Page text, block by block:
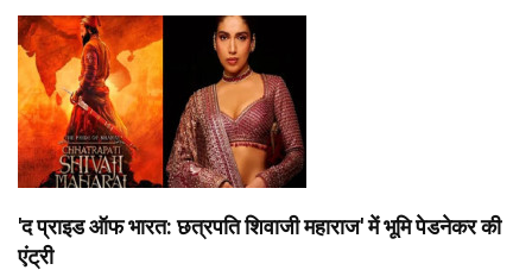
'द प्राइड ऑफ भारत: छत्रपति शिवाजी महाराज' में भूमि पेडनेकर की
एंट्री